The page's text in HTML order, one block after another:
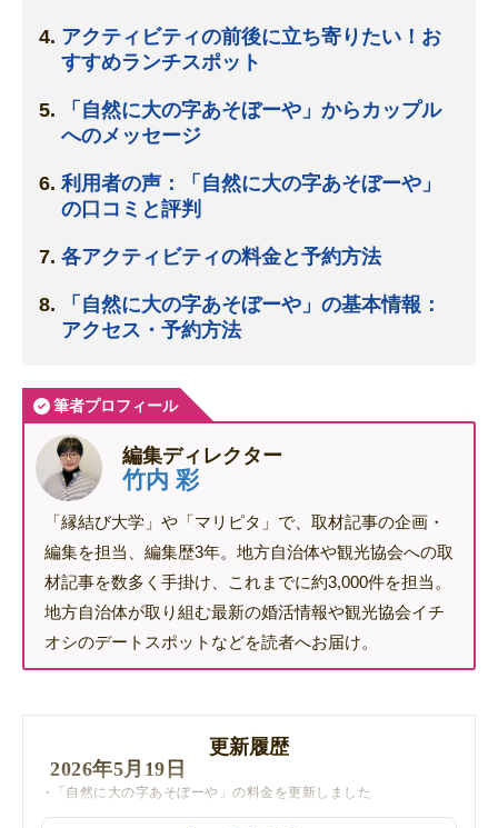
アクティビティの前後に立ち寄りたい！お
すすめランチスポット
「自然に大の字あそぼーや」からカップル
へのメッセージ
利用者の声：「自然に大の字あそぼーや」
の口コミと評判
各アクティビティの料金と予約方法
「自然に大の字あそぼーや」の基本情報：
アクセス・予約方法
筆者プロフィール
編集ディレクター
竹内 彩
「縁結び大学」や「マリピタ」で、取材記事の企画・
編集を担当、編集歴3年。地方自治体や観光協会への取
材記事を数多く手掛け、これまでに約3,000件を担当。
地方自治体が取り組む最新の婚活情報や観光協会イチ
オシのデートスポットなどを読者へお届け。
更新履歴
2026年5月19日
「自然に大の字あそぼーや」の料金を更新しました